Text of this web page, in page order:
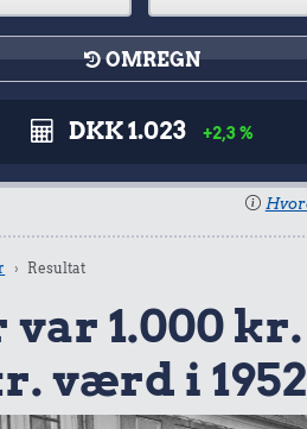
OMREGN
DKK 1.023 +2,3 %
Resultat
1.000 kr.
værd i 1952